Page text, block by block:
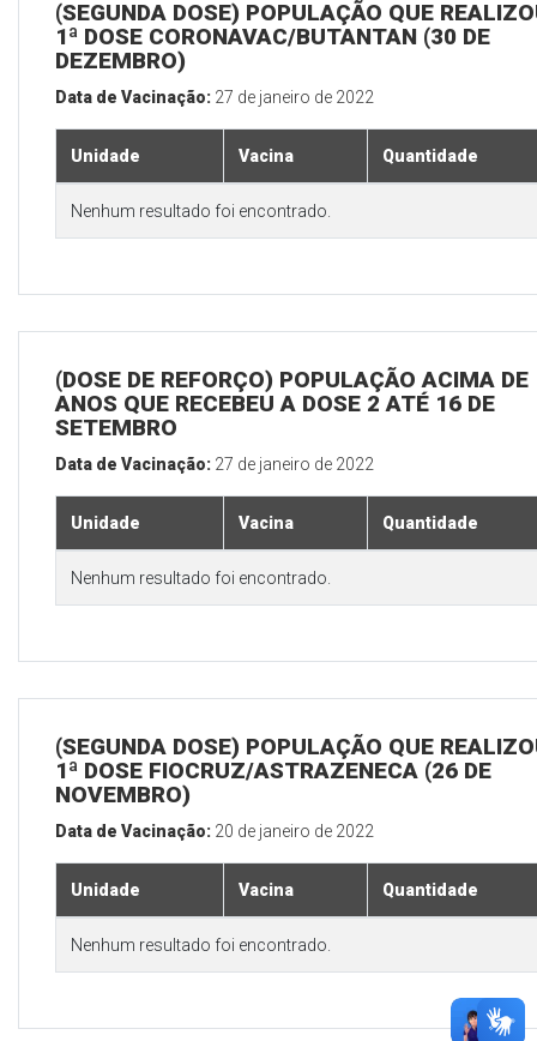
(SEGUNDA DOSE) POPULAÇÃO QUE
1ª DOSE CORONAVAC/BUTANTAN (30 DE
DEZEMBRO)
Data de Vacinação: 27 de janeiro de 2022
Unidade Vacina Quantidade
Nenhum resultado foi encontrado.
(DOSE DE REFORÇO) POPULAÇÃO ACIMA DE
ANOS QUE RECEBEU A DOSE 2 ATÉ 16 DE
SETEMBRO
Data de Vacinação: 27 de janeiro de 2022
Unidade Vacina Quantidade
Nenhum resultado foi encontrado.
(SEGUNDA DOSE) POPULAÇÃO QUE
1ª DOSE FIOCRUZ/ASTRAZENECA (26 DE
NOVEMBRO)
Data de Vacinação: 20 de janeiro de 2022
Unidade Vacina Quantidade
Nenhum resultado foi encontrado.